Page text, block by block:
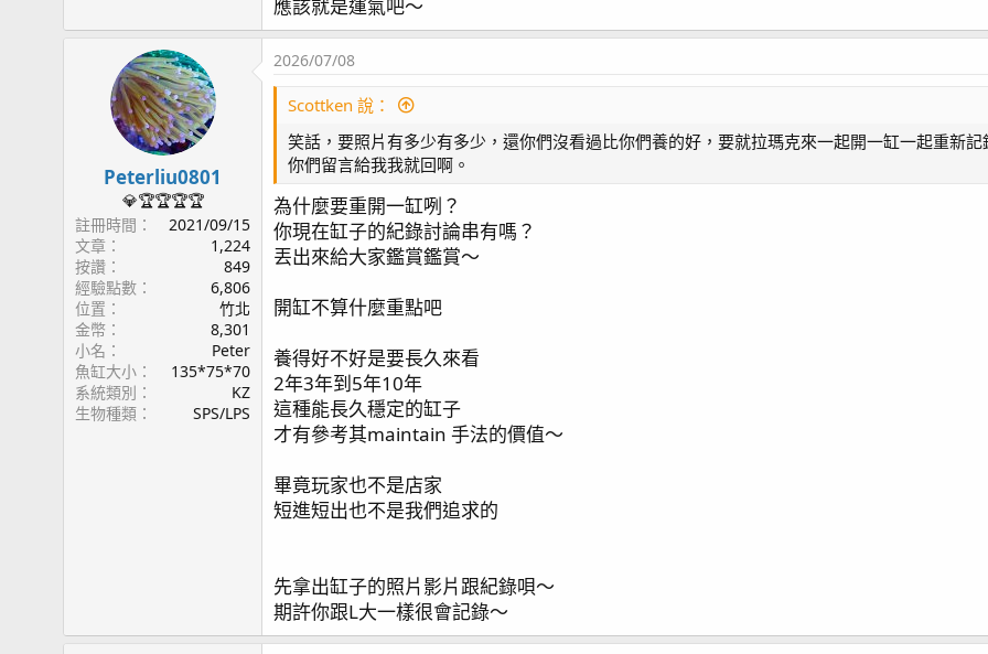
應該就是運氣吧～
Peterliu0801
💎🏆🏆🏆🏆
註冊時間
2021/09/15
文章
1,224
按讚
849
經驗點數
6,806
位置
竹北
金幣
8,301
小名
Peter
魚缸大小
135*75*70
系統類別
KZ
生物種類
SPS/LPS
2026/07/08
Scottken 說：
笑話，要照片有多少有多少，還你們沒看過比你們養的好，要就拉瑪克來一起開一缸一起重新
你們留言給我我就回啊。
為什麼要重開一缸咧？
你現在缸子的紀錄討論串有嗎？
丟出來給大家鑑賞鑑賞～
開缸不算什麼重點吧
養得好不好是要長久來看
2年3年到5年10年
這種能長久穩定的缸子
才有參考其maintain 手法的價值～
畢竟玩家也不是店家
短進短出也不是我們追求的
先拿出缸子的照片影片跟紀錄唄～
期許你跟L大一樣很會記錄～